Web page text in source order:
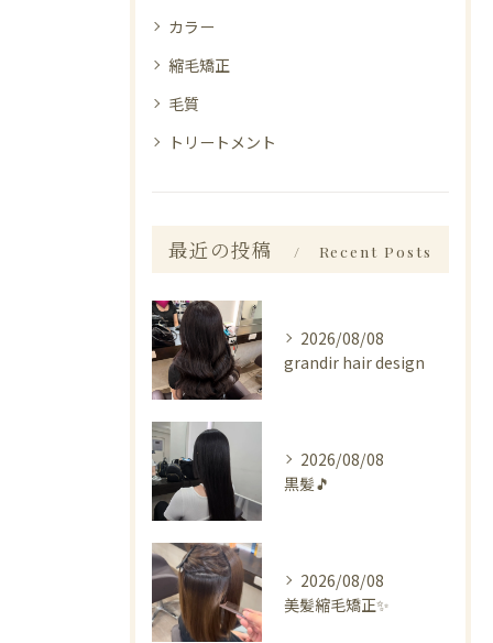
カラー
縮毛矯正
毛質
トリートメント
最近の投稿 Recent Posts
2026/08/08
grandir hair design
2026/08/08
黒髪🎵
2026/08/08
美髪縮毛矯正✨️